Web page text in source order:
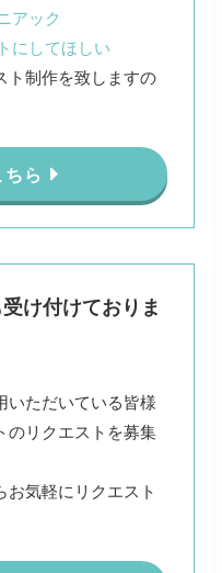
アック
にしてほしい
ト制作を致しますの
ら
け付けておりま
いただいている皆様
のリクエストを募集
お気軽にリクエスト